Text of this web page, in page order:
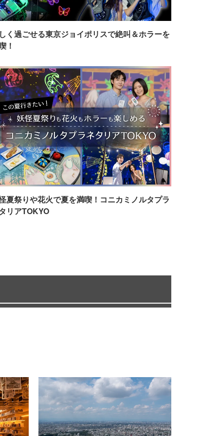
く過ごせる東京ジョイポリスで絶叫＆ホラーを
！
夏祭りや花火で夏を満喫！コニカミノルタプラ
リアTOKYO